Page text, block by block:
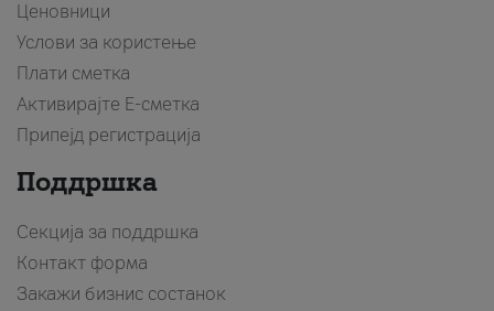
Ценовници
Услови за користење
Плати сметка
Активирајте Е-сметка
Припејд регистрација
Поддршка
Секција за поддршка
Контакт форма
Закажи бизнис состанок